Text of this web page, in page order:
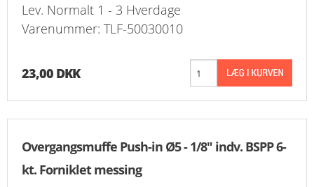
LOG UD
Lev. Normalt 1 - 3 Hverdage
Varenummer: TLF-50030010
23,00 DKK
Overgangsmuffe Push-in Ø5 - 1/8" indv. BSPP 6-
kt. Forniklet messing